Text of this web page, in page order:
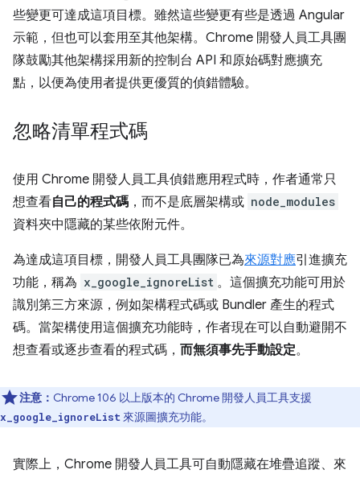
些變更可達成這項目標。雖然這些變更有些是透過 Angular
示範，但也可以套用至其他架構。Chrome 開發人員工具團
隊鼓勵其他架構採用新的控制台 API 和原始碼對應擴充
點，以便為使用者提供更優質的偵錯體驗。
忽略清單程式碼
使用 Chrome 開發人員工具偵錯應用程式時，作者通常只
想查看自己的程式碼 ，而不是底層架構或 node_modules
資料夾中隱藏的某些依附元件。
為達成這項目標，開發人員工具團隊已為來源對應引進擴充
功能，稱為 x_google_ignoreList 。這個擴充功能可用於
識別第三方來源，例如架構程式碼或 Bundler 產生的程式
碼。當架構使用這個擴充功能時，作者現在可以自動避開不
想查看或逐步查看的程式碼， 而無須事先手動設定。
注意： Chrome 106 以上版本的 Chrome 開發人員工具支援
x_google_ignoreList 來源圖擴充功能。
實際上，Chrome 開發人員工具可自動隱藏在堆疊追蹤、來